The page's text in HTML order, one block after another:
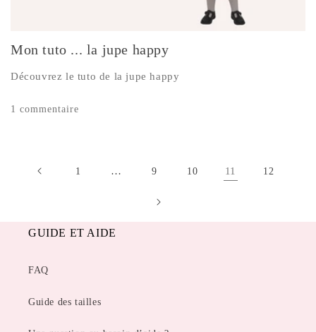
Mon tuto ... la jupe happy
Découvrez le tuto de la jupe happy
1 commentaire
1 … 9 10 11 12
GUIDE ET AIDE
FAQ
Guide des tailles